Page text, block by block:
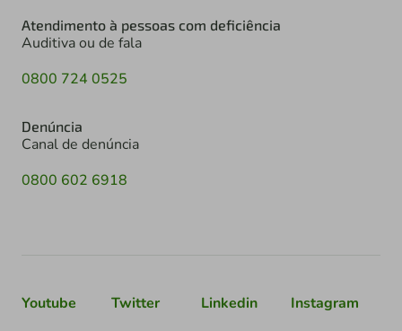
Atendimento à pessoas com deficiência
Auditiva ou de fala
0800 724 0525
Denúncia
Canal de denúncia
0800 602 6918
Youtube Twitter Linkedin Instagram